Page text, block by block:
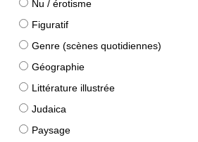
Nu / érotisme
Figuratif
Genre (scènes quotidiennes)
Géographie
Littérature illustrée
Judaica
Paysage